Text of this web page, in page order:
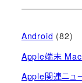
Android (82)
Apple端末
Apple関連ニュ